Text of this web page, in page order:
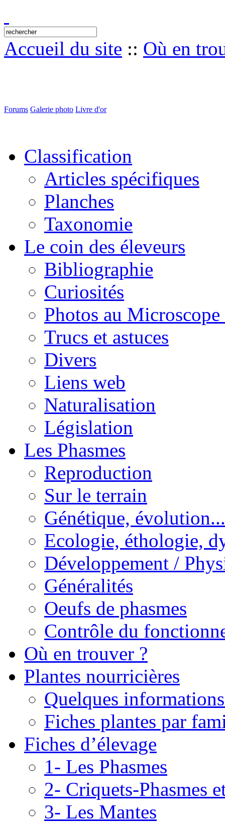
Accueil du site :: Où en
Forums Galerie photo Livre d'or
Classification
Articles spécifiques
Planches
Taxonomie
Le coin des éleveurs
Bibliographie
Curiosités
Photos au
Trucs et astuces
Divers
Liens web
Naturalisation
Législation
Les Phasmes
Reproduction
Sur le terrain
Génétique, évolution...
Ecologie, éthologie,
Développement /
Généralités
Oeufs de phasmes
Contrôle du
Où en trouver ?
Plantes nourricières
Quelques
Fiches plantes par
Fiches d’élevage
1- Les Phasmes
2- Criquets-Phasmes
3- Les Mantes